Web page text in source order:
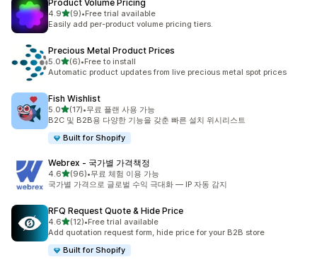
Product Volume Pricing
4.9별 5개 중
(9)
총 리뷰 9개
•Free trial available
Easily add per-product volume pricing tiers.
Precious Metal Product Prices
5.0별 5개 중
(6)
총 리뷰 6개
•Free to install
Automatic product updates from live precious metal spot prices
Fish Wishlist
5.0별 5개 중
(17)
총 리뷰 17개
•무료 플랜 사용 가능
B2C 및 B2B용 다양한 기능을 갖춘 빠른 설치 위시리스트
Built for Shopify
Webrex ‑ 국가별 가격책정
4.6별 5개 중
(96)
총 리뷰 96개
•무료 체험 이용 가능
국가별 가격으로 글로벌 수익 극대화 — IP 자동 감지
RFQ Request Quote & Hide Price
4.6별 5개 중
(12)
총 리뷰 12개
•Free trial available
Add quotation request form, hide price for your B2B store
Built for Shopify